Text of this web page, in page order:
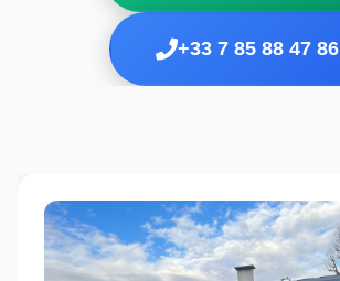
+33 7 85 88 47 86